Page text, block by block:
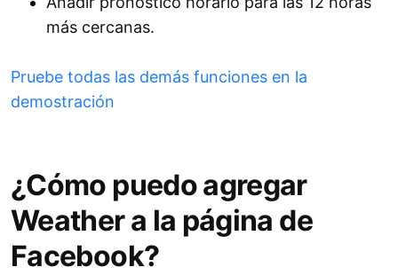
más cercanas.
Pruebe todas las demás funciones en la
demostración
¿Cómo puedo agregar
Weather a la página de
Facebook?